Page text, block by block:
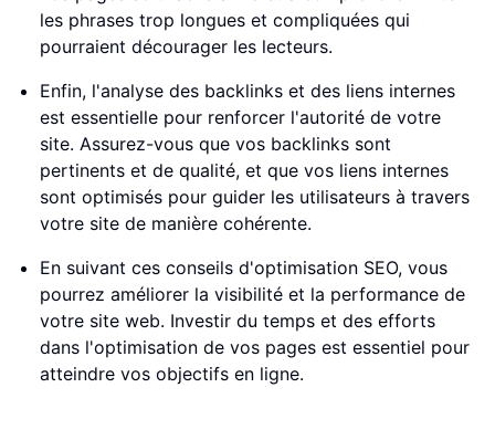
les phrases trop longues et compliquées qui
pourraient décourager les lecteurs.
Enfin, l'analyse des backlinks et des liens internes
est essentielle pour renforcer l'autorité de votre
site. Assurez-vous que vos backlinks sont
pertinents et de qualité, et que vos liens internes
sont optimisés pour guider les utilisateurs à travers
votre site de manière cohérente.
En suivant ces conseils d'optimisation SEO, vous
pourrez améliorer la visibilité et la performance de
votre site web. Investir du temps et des efforts
dans l'optimisation de vos pages est essentiel pour
atteindre vos objectifs en ligne.